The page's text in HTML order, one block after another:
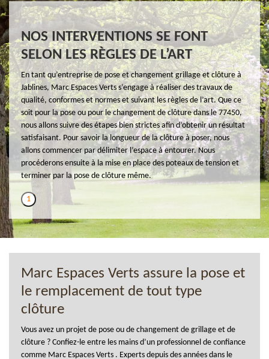
NOS INTERVENTIONS SE FONT
SELON LES RÈGLES DE L’ART
En tant qu’entreprise de pose et changement grillage et clôture à
Jablines, Marc Espaces Verts s’engage à réaliser des travaux de
qualité, conformes et normes et suivant les règles de l’art. Que ce
soit pour la pose ou pour le changement de clôture dans le 77450,
nous allons suivre des étapes bien strictes afin d’obtenir un résultat
satisfaisant. Pour savoir la longueur de la clôture à poser, nous
allons commencer par délimiter l’espace à entourer. Nous
procéderons ensuite à la mise en place des poteaux de tension et
terminer par la pose de clôture même.
1
Marc Espaces Verts assure la pose et
le remplacement de tout type
clôture
Vous avez un projet de pose ou de changement de grillage et de
clôture ? Confiez-le entre les mains d’un professionnel de confiance
comme Marc Espaces Verts . Experts depuis des années dans le